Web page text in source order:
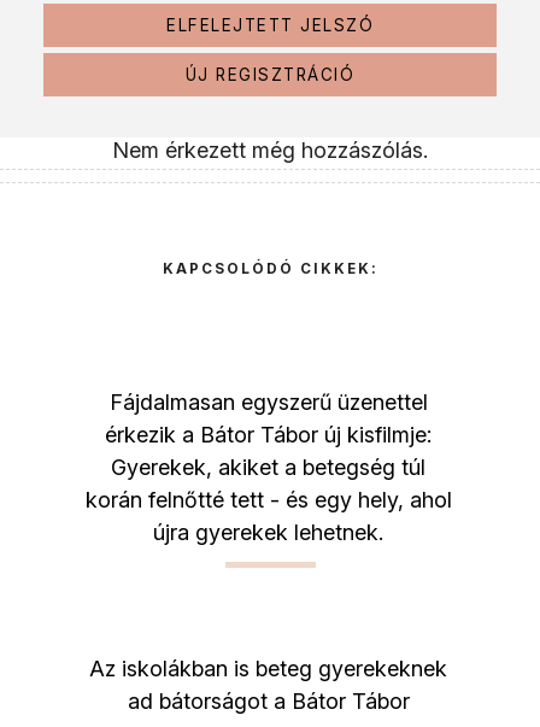
ELFELEJTETT JELSZÓ
ÚJ REGISZTRÁCIÓ
Nem érkezett még hozzászólás.
KAPCSOLÓDÓ CIKKEK:
Fájdalmasan egyszerű üzenettel
érkezik a Bátor Tábor új kisfilmje:
Gyerekek, akiket a betegség túl
korán felnőtté tett - és egy hely, ahol
újra gyerekek lehetnek.
Az iskolákban is beteg gyerekeknek
ad bátorságot a Bátor Tábor